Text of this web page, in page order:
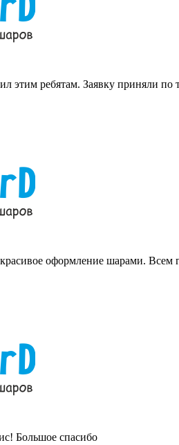
ребятам. Заявку приняли по
оформление шарами. Всем
Большое спасибо